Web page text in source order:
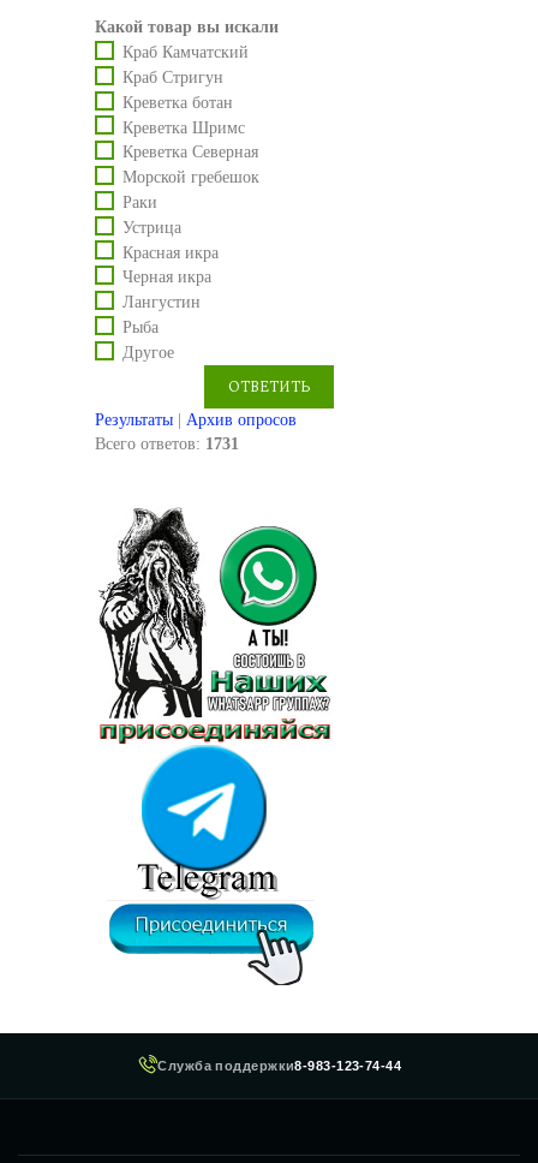
Какой товар вы искали
Краб Камчатский
Краб Стригун
Креветка ботан
Креветка Шримс
Креветка Северная
Морской гребешок
Раки
Устрица
Красная икра
Черная икра
Лангустин
Рыба
Другое
Результаты | Архив опросов
Всего ответов: 1731
Служба поддержки8-983-123-74-44